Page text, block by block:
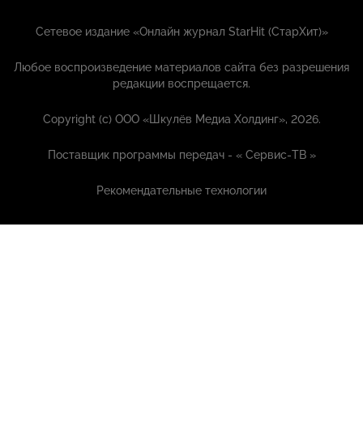
Сетевое издание «Онлайн журнал StarHit (СтарХит)»
Любое воспроизведение материалов сайта без разрешения
редакции воспрещается.
Copyright (с) ООО «Шкулёв Медиа Холдинг», 2026.
Поставщик программы передач - «Сервис-ТВ »
Рекомендательные технологии